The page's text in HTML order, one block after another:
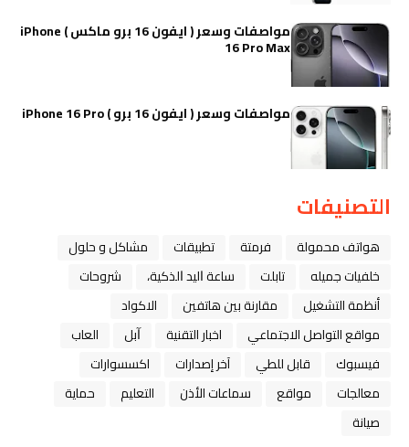
مواصفات وسعر ( ايفون 16 برو ماكس ) iPhone
16 Pro Max
مواصفات وسعر ( ايفون 16 برو ) iPhone 16 Pro
التصنيفات
هواتف محمولة فرمتة تطبيقات
مشاكل و حلول
خلفيات جميله
تابلت ﺳﺎﻋﺔ ﺍﻟﻴﺪ ﺍﻟﺬﻛﻴﺔ،
شروحات
أنظمة التشغيل
مقارنة بين هاتفين
الاكواد
مواقع التواصل الاجتماعي
اخبار التقنية ﺁﺑﻞ
العاب
فيسبوك
قابل للطي آخر إصدارات
اكسسوارات
معالجات
مواقع سماعات الأذن التعليم
حماية
صيانة